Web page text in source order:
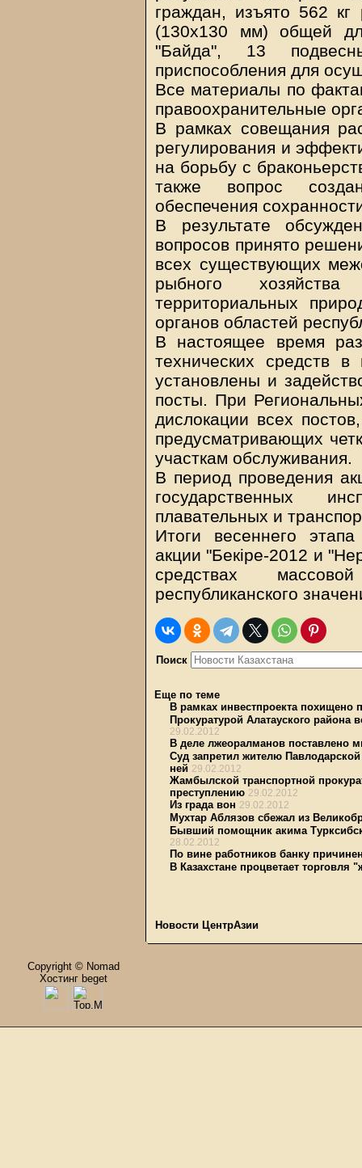
граждан, изъято 562
(130х130 мм) общей
"Байда", 13
приспособления для
Все материалы по
правоохранительные
В рамках совещания
регулирования и
на борьбу с
также вопрос
обеспечения
В результате
вопросов принято
всех существующих
рыбного
территориальных
органов областей
В настоящее время
технических средств в
установлены и
посты. При
дислокации всех
предусматривающих
участкам обслуживания.
В период проведения
государственных
плавательных и
Итоги весеннего
акции "Бекіре-2012 и
средствах
республиканского
Поиск
Еще по теме
В рамках инвестпроекта похищено
Прокуратурой Алатауского
29.02.2012
В деле лжеоралманов поставлено
Суд запретил жителю
ней 29.02.2012
Жамбылской транспортной
преступлению 29.02.2012
Из града вон 29.02.2012
Мухтар Аблязов сбежал из
Бывший помощник акима
28.02.2012
По вине работников банку
В Казахстане процветает
Новости ЦентрАзии
Copyright © Nomad
Хостинг beget